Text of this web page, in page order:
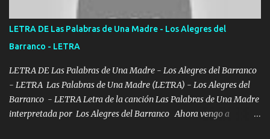
POR CLAVE ES EL CALI 4 EN LA CIUDAD TIJUANA Música Al
tirante andamos mi carnal atento a cualquier necesidad no porque
se ve limpio el camino nos confiamos al andar y nunca con la
misma piedra me vuelvo a tropezar Cuando ando de enamorado
en corto me tiró a per...
LETRA DE Las Palabras de Una Madre - Los Alegres del
Barranco - LETRA
LETRA DE Las Palabras de Una Madre - Los Alegres del Barranco
- LETRA Las Palabras de Una Madre (LETRA) - Los Alegres del
Barranco - LETRA Letra de la canción Las Palabras de Una Madre
interpretada por Los Alegres del Barranco Ahora vengo a